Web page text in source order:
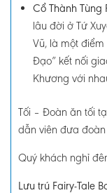
Cổ Thành Tùng
lâu đời ở Tứ
Vũ, là một
Đạo” kết nối
Khương với
Tối – Đoàn ăn tối
dẫn viên đưa
Quý khách nghỉ
Lưu trú Fairy-Tale